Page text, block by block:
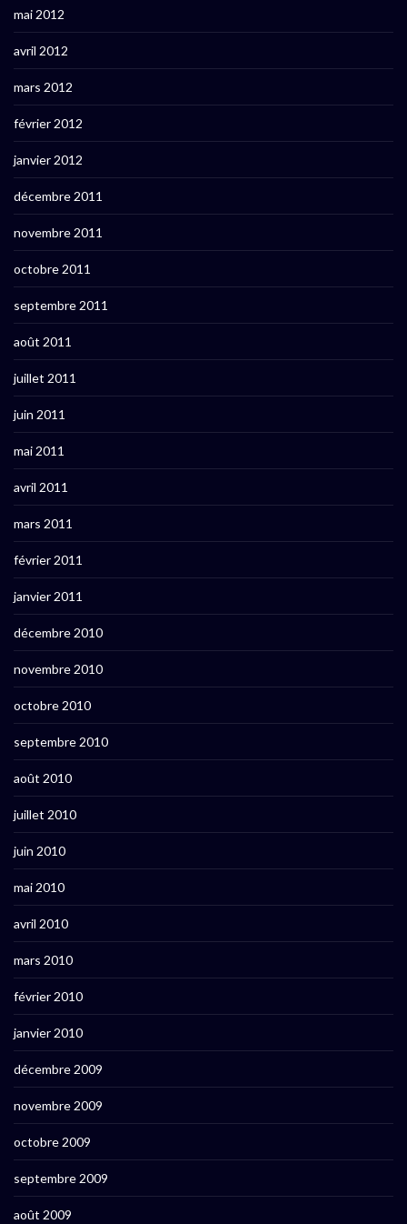
mai 2012
avril 2012
mars 2012
février 2012
janvier 2012
décembre 2011
novembre 2011
octobre 2011
septembre 2011
août 2011
juillet 2011
juin 2011
mai 2011
avril 2011
mars 2011
février 2011
janvier 2011
décembre 2010
novembre 2010
octobre 2010
septembre 2010
août 2010
juillet 2010
juin 2010
mai 2010
avril 2010
mars 2010
février 2010
janvier 2010
décembre 2009
novembre 2009
octobre 2009
septembre 2009
août 2009